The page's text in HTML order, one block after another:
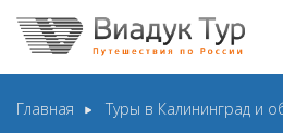
Главная Туры в Калининград и